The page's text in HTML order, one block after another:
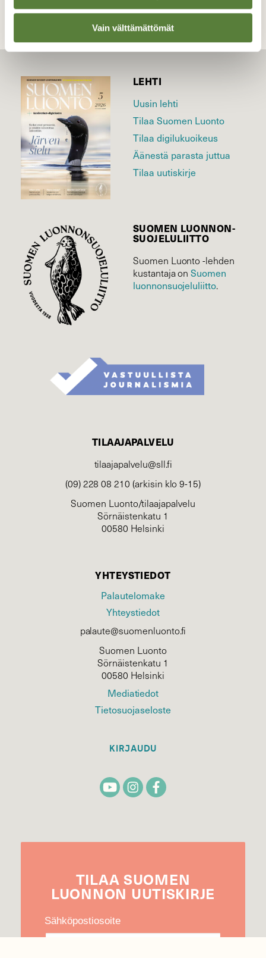
Vain välttämättömät
LEHTI
Uusin lehti
Tilaa Suomen Luonto
Tilaa digilukuoikeus
Äänestä parasta juttua
Tilaa uutiskirje
SUOMEN LUONNON­
SUOJELU­LIITTO
Suomen Luonto -lehden
kustantaja onSuomen
luonnonsuojelu­liitto.
TILAAJAPALVELU
tilaajapalvelu@sll.fi
(09) 228 08 210 (arkisin klo 9-15)
Suomen Luonto/tilaajapalvelu
Sörnäistenkatu 1
00580 Helsinki
YHTEYSTIEDOT
Palautelomake
Yhteystiedot
palaute@suomenluonto.fi
Suomen Luonto
Sörnäistenkatu 1
00580 Helsinki
Mediatiedot
Tietosuojaseloste
KIRJAUDU
TILAA SUOMEN
LUONNON UUTIS­KIRJE
Sähköpostiosoite